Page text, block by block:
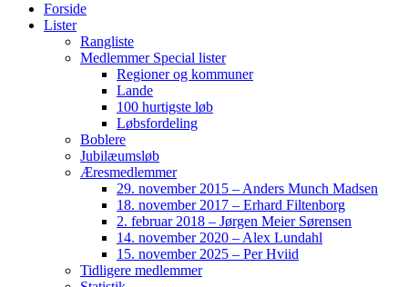
Forside
Lister
Rangliste
Medlemmer Special lister
Regioner og kommuner
Lande
100 hurtigste løb
Løbsfordeling
Boblere
Jubilæumsløb
Æresmedlemmer
29. november 2015 – Anders Munch Madsen
18. november 2017 – Erhard Filtenborg
2. februar 2018 – Jørgen Meier Sørensen
14. november 2020 – Alex Lundahl
15. november 2025 – Per Hviid
Tidligere medlemmer